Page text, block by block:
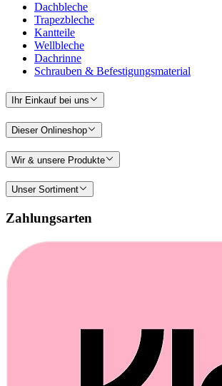
Dachbleche
Trapezbleche
Kantteile
Wellbleche
Dachrinne
Schrauben & Befestigungsmaterial
Ihr Einkauf bei uns
Dieser Onlineshop
Wir & unsere Produkte
Unser Sortiment
Zahlungsarten